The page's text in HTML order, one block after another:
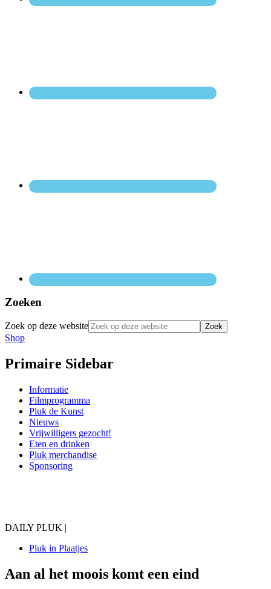
Zoeken
Zoek op deze website
Shop
Primaire Sidebar
Informatie
Filmprogramma
Pluk de Kunst
Nieuws
Vrijwilligers gezocht!
Eten en drinken
Pluk merchandise
Sponsoring
DAILY PLUK |
Pluk in Plaatjes
Aan al het moois komt een eind